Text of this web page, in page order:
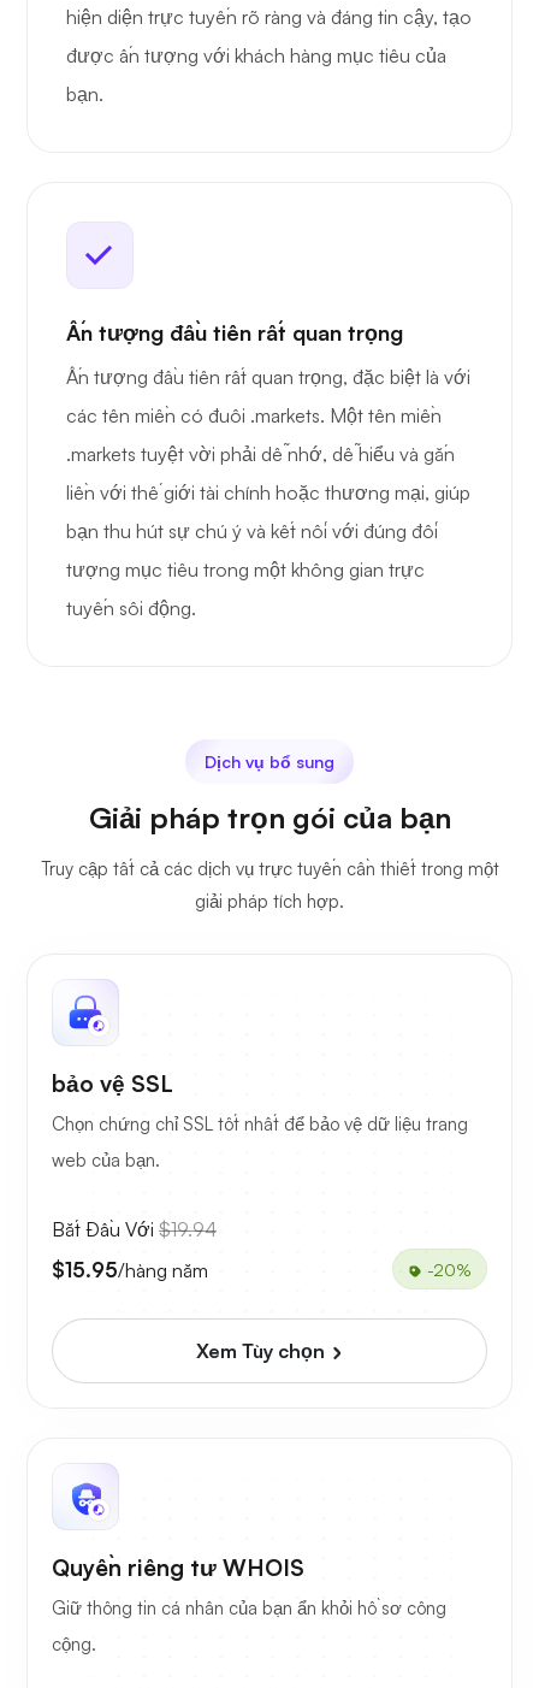
hiện diện trực tuyến rõ ràng và đáng tin cậy, tạo
được ấn tượng với khách hàng mục tiêu của
bạn.
Ấn tượng đầu tiên rất quan trọng
Ấn tượng đầu tiên rất quan trọng, đặc biệt là với
các tên miền có đuôi .markets. Một tên miền
.markets tuyệt vời phải dễ nhớ, dễ hiểu và gắn
liền với thế giới tài chính hoặc thương mại, giúp
bạn thu hút sự chú ý và kết nối với đúng đối
tượng mục tiêu trong một không gian trực
tuyến sôi động.
Dịch vụ bổ sung
Giải pháp trọn gói của bạn
Truy cập tất cả các dịch vụ trực tuyến cần thiết trong một
giải pháp tích hợp.
bảo vệ SSL
Chọn chứng chỉ SSL tốt nhất để bảo vệ dữ liệu trang
web của bạn.
Bắt Đầu Với $19.94
$15.95/hàng năm -20%
Xem Tùy chọn
Quyền riêng tư WHOIS
Giữ thông tin cá nhân của bạn ẩn khỏi hồ sơ công
cộng.